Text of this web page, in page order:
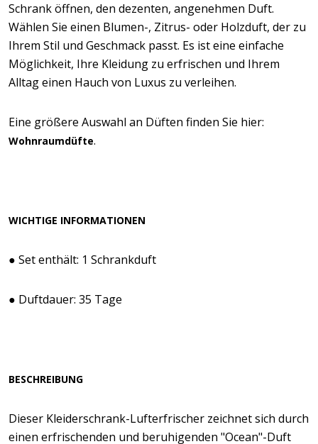
Schrank öffnen, den dezenten, angenehmen Duft.
Wählen Sie einen Blumen-, Zitrus- oder Holzduft, der zu
Ihrem Stil und Geschmack passt. Es ist eine einfache
Möglichkeit, Ihre Kleidung zu erfrischen und Ihrem
Alltag einen Hauch von Luxus zu verleihen.
Eine größere Auswahl an Düften finden Sie hier:
Wohnraumdüfte.
WICHTIGE INFORMATIONEN
● Set enthält: 1 Schrankduft
● Duftdauer: 35 Tage
BESCHREIBUNG
Dieser Kleiderschrank-Lufterfrischer zeichnet sich durch
einen erfrischenden und beruhigenden "Ocean"-Duft